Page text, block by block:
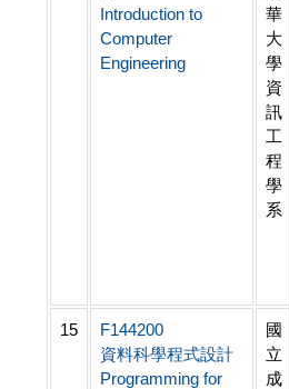
Introduction to
Computer
Engineering
華
大
學
資
訊
工
程
學
系
15
F144200
資料科學程式設計
Programming for
國
立
成